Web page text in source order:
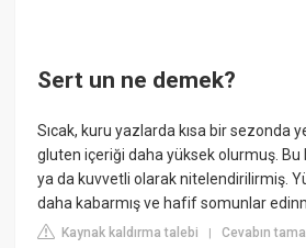
Sert un ne demek?
Sıcak, kuru yazlarda kısa bir sezonda
gluten içeriği daha yüksek olurmuş.
ya da kuvvetli olarak nitelendirilirmiş.
daha kabarmış ve hafif somunlar
Kaynak kaldırma talebi |Cevabın